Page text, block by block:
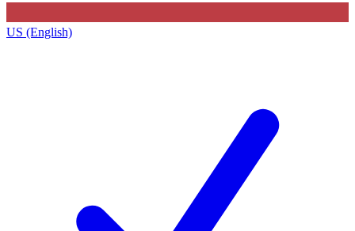
US (English)